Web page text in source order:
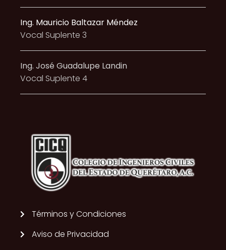
Ing. Mauricio Baltazar Méndez
Vocal Suplente 3
Ing. José Guadalupe Landin
Vocal Suplente 4
Términos y Condiciones
Aviso de Privacidad